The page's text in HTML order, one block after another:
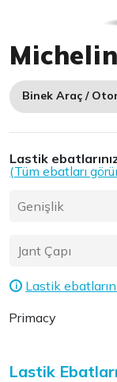
Binek Araç /
Lastik
(Tüm ebatları
Genişlik
Jant Çapı
i
Lastik
Primacy
Lastik